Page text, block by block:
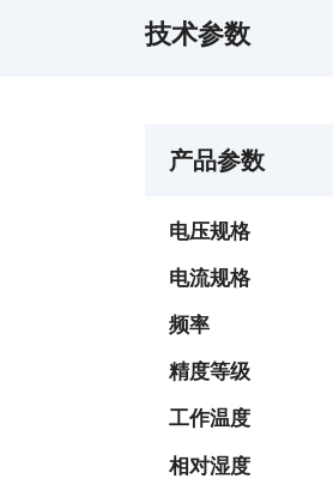
技术参数
产品参数
电压规格
电流规格
频率
精度等级
工作温度
相对湿度